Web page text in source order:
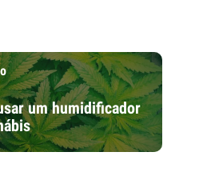
um humidificador